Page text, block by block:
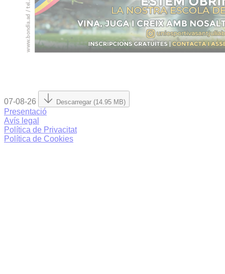
07-08-26 Descarregar (14.95 MB)
Presentació
Avís legal
Política de Privacitat
Política de Cookies